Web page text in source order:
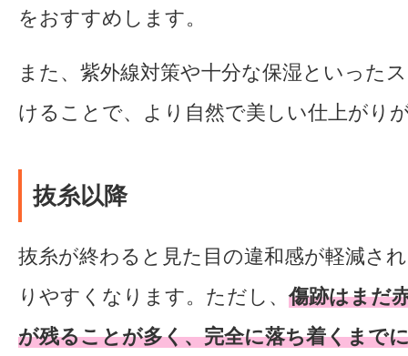
をおすすめします。
また、紫外線対策や十分な保湿といった
けることで、より自然で美しい仕上がり
抜糸以降
抜糸が終わると見た目の違和感が軽減さ
りやすくなります。ただし、傷跡はまだ
が残ることが多く、完全に落ち着くまで